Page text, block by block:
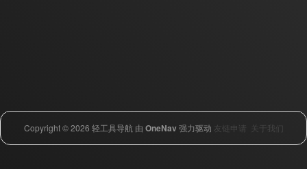
Copyright © 2026 轻工具导航 由 OneNav强力驱动 友链申请 关于我们